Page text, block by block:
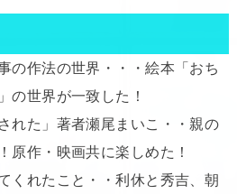
の作法の世界・・・絵本「おち
の世界が一致した！
れた」著者瀬尾まいこ・・親の
原作・映画共に楽しめた！
くれたこと・・利休と秀吉、朝